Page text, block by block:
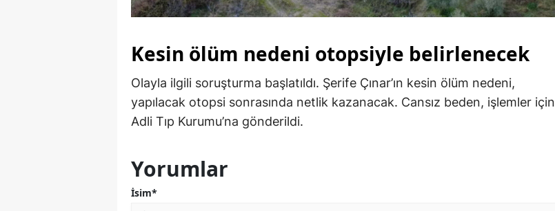
Kesin ölüm nedeni otopsiyle belirlenecek
Olayla ilgili soruşturma başlatıldı. Şerife Çınar’ın kesin ölüm nedeni,
yapılacak otopsi sonrasında netlik kazanacak. Cansız beden, işlemler için
Adli Tıp Kurumu’na gönderildi.
Yorumlar
İsim*